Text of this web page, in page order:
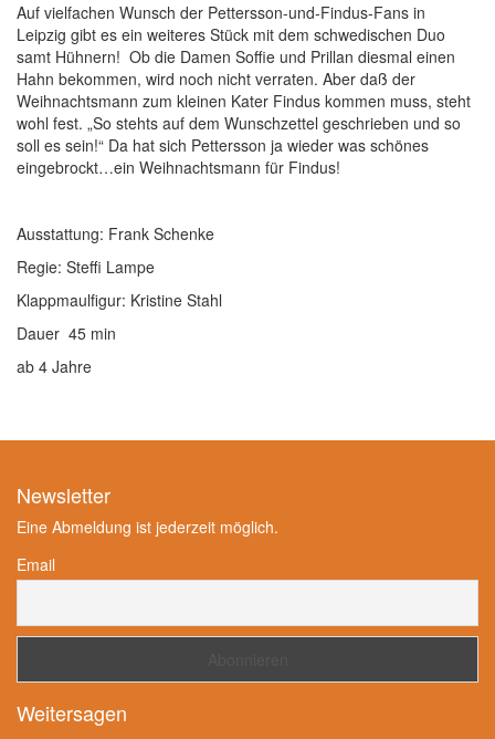
Auf vielfachen Wunsch der Pettersson-und-Findus-Fans in
Leipzig gibt es ein weiteres Stück mit dem schwedischen Duo
samt Hühnern! Ob die Damen Soffie und Prillan diesmal einen
Hahn bekommen, wird noch nicht verraten. Aber daß der
Weihnachtsmann zum kleinen Kater Findus kommen muss, steht
wohl fest. „So stehts auf dem Wunschzettel geschrieben und so
soll es sein!“ Da hat sich Pettersson ja wieder was schönes
eingebrockt…ein Weihnachtsmann für Findus!
Ausstattung: Frank Schenke
Regie: Steffi Lampe
Klappmaulfigur: Kristine Stahl
Dauer 45 min
ab 4 Jahre
Newsletter
Eine Abmeldung ist jederzeit möglich.
Email
Weitersagen